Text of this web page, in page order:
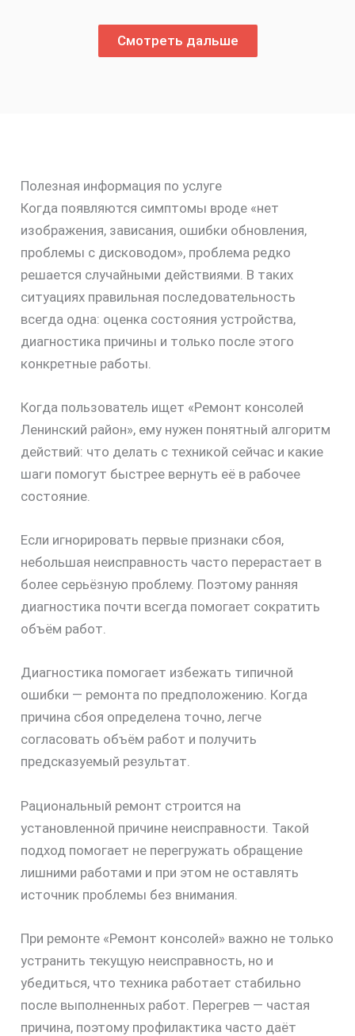
Смотреть дальше
Полезная информация по услуге
Когда появляются симптомы вроде «нет
изображения, зависания, ошибки обновления,
проблемы с дисководом», проблема редко
решается случайными действиями. В таких
ситуациях правильная последовательность
всегда одна: оценка состояния устройства,
диагностика причины и только после этого
конкретные работы.
Когда пользователь ищет «Ремонт консолей
Ленинский район», ему нужен понятный алгоритм
действий: что делать с техникой сейчас и какие
шаги помогут быстрее вернуть её в рабочее
состояние.
Если игнорировать первые признаки сбоя,
небольшая неисправность часто перерастает в
более серьёзную проблему. Поэтому ранняя
диагностика почти всегда помогает сократить
объём работ.
Диагностика помогает избежать типичной
ошибки — ремонта по предположению. Когда
причина сбоя определена точно, легче
согласовать объём работ и получить
предсказуемый результат.
Рациональный ремонт строится на
установленной причине неисправности. Такой
подход помогает не перегружать обращение
лишними работами и при этом не оставлять
источник проблемы без внимания.
При ремонте «Ремонт консолей» важно не только
устранить текущую неисправность, но и
убедиться, что техника работает стабильно
после выполненных работ. Перегрев — частая
причина, поэтому профилактика часто даёт